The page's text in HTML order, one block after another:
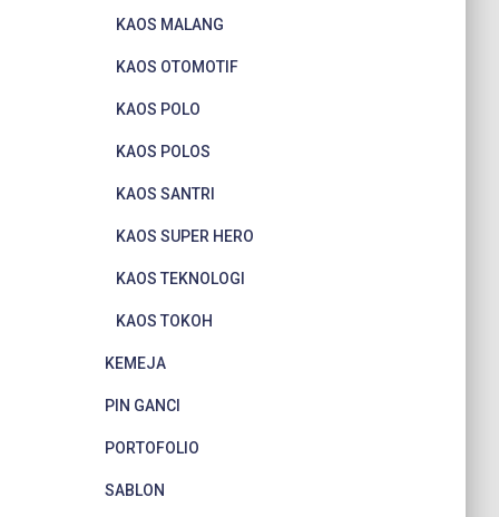
KAOS MALANG
KAOS OTOMOTIF
KAOS POLO
KAOS POLOS
KAOS SANTRI
KAOS SUPER HERO
KAOS TEKNOLOGI
KAOS TOKOH
KEMEJA
PIN GANCI
PORTOFOLIO
SABLON